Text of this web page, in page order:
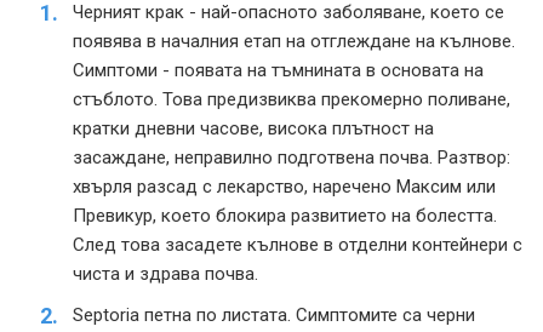
Черният крак - най-опасното заболяване, което се
появява в началния етап на отглеждане на кълнове.
Симптоми - появата на тъмнината в основата на
стъблото. Това предизвиква прекомерно поливане,
кратки дневни часове, висока плътност на
засаждане, неправилно подготвена почва. Разтвор:
хвърля разсад с лекарство, наречено Максим или
Превикур, което блокира развитието на болестта.
След това засадете кълнове в отделни контейнери с
чиста и здрава почва.
Septoria петна по листата. Симптомите са черни